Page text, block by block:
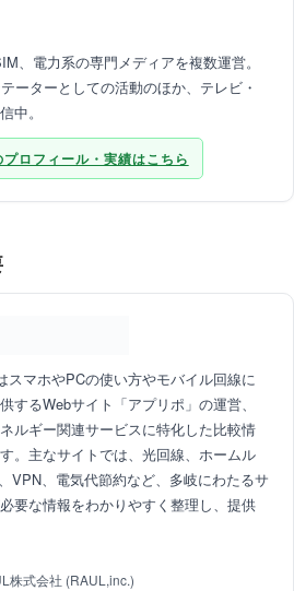
、電力系の専門メディアを複数運営。
ーターとしての活動のほか、テレビ・
中。
ロフィール・実績はこちら
スマホやPCの使い方やモバイル回線に
するWebサイト「アプリポ」の運営、
ルギー関連サービスに特化した比較情
。主なサイトでは、光回線、ホームル
VPN、電気代節約など、多岐にわたるサ
要な情報をわかりやすく整理し、提供
株式会社 (RAUL,inc.)